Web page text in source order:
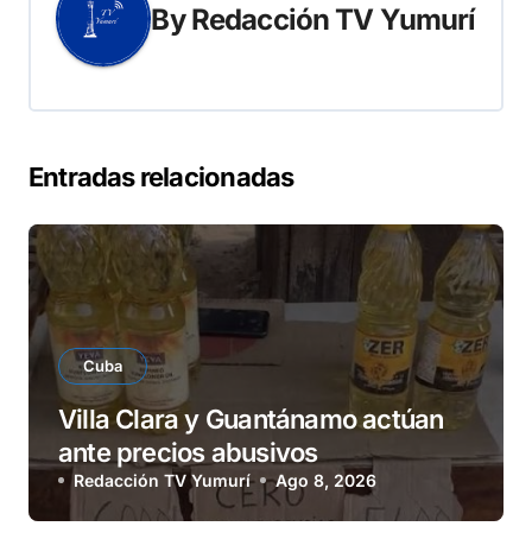
ByRedacción TV Yumurí
Entradas relacionadas
Cuba
Villa Clara y Guantánamo actúan
ante precios abusivos
Redacción TV Yumurí Ago 8, 2026